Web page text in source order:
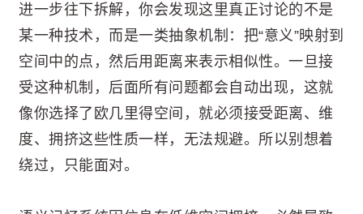
进一步往下拆解，你会发现这里真正讨论的不是
某一种技术，而是一类抽象机制：把“意义”映射到
空间中的点，然后用距离来表示相似性。一旦接
受这种机制，后面所有问题都会自动出现，这就
像你选择了欧几里得空间，就必须接受距离、维
度、拥挤这些性质一样，无法规避。所以别想着
绕过，只能面对。